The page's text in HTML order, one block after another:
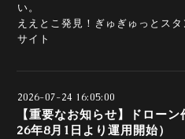
い。
ええとこ発見！ぎゅぎゅっと
サイト
2026-07-24 16:05:00
【重要なお知らせ】ドロー
26年8月1日より運用開始）